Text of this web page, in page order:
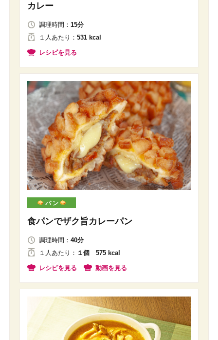
カレー
調理時間： 15分
１人あたり ： 531 kcal
レシピを見る
パ ン
食パンでザク旨カレーパン
調理時間： 40分
１人 あたり ： １個 575 kcal
レシピを見る 動画を見る